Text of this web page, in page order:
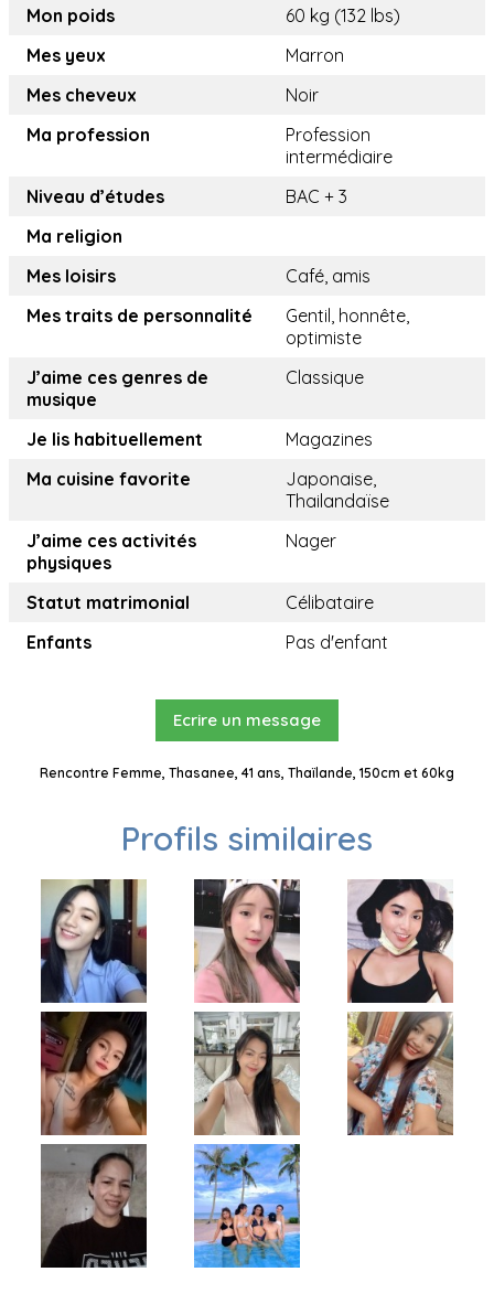
Mon poids
60 kg (132 lbs)
Mes yeux
Marron
Mes cheveux
Noir
Ma profession
Profession
intermédiaire
Niveau d’études
BAC + 3
Ma religion
Mes loisirs
Café, amis
Mes traits de personnalité
Gentil, honnête,
optimiste
J’aime ces genres de
musique
Classique
Je lis habituellement
Magazines
Ma cuisine favorite
Japonaise,
Thailandaïse
J’aime ces activités
physiques
Nager
Statut matrimonial
Célibataire
Enfants
Pas d'enfant
Ecrire un message
Rencontre Femme, Thasanee, 41 ans, Thaïlande, 150cm et 60kg
Profils similaires